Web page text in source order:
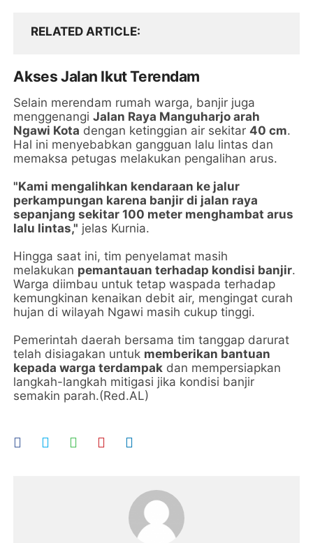
RELATED ARTICLE
Akses Jalan Ikut Terendam
Selain merendam rumah warga, banjir juga
menggenangiJalan Raya Manguharjo arah
Ngawi Kota dengan ketinggian air sekitar40 cm.
Hal ini menyebabkan gangguan lalu lintas dan
memaksa petugas melakukan pengalihan arus.
"Kami mengalihkan kendaraan ke jalur
perkampungan karena banjir di jalan raya
sepanjang sekitar 100 meter menghambat arus
lalu lintas," jelas Kurnia.
Hingga saat ini, tim penyelamat masih
melakukan pemantauan terhadap kondisi banjir.
Warga diimbau untuk tetap waspada terhadap
kemungkinan kenaikan debit air, mengingat curah
hujan di wilayah Ngawi masih cukup tinggi.
Pemerintah daerah bersama tim tanggap darurat
telah disiagakan untuk memberikan bantuan
kepada warga terdampak dan mempersiapkan
langkah-langkah mitigasi jika kondisi banjir
semakin parah.(Red.AL)